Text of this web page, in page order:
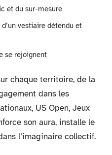
et du sur-mesure
vestiaire détendu et
se rejoignent
chaque territoire, de la
dans les
US Open, Jeux
son aura, installe le
l’imaginaire collectif.